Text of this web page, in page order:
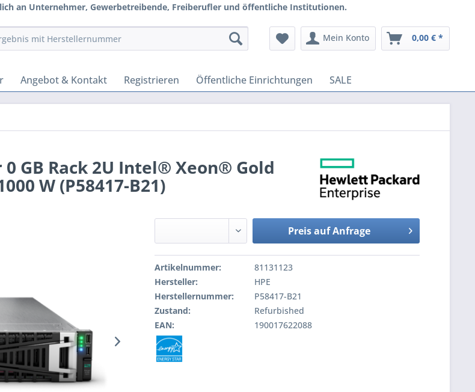
an Unternehmer, Gewerbetreibende, Freiberufler und öffentliche Institutionen.
Mein Konto 0,00 € *
Angebot & Kontakt Registrieren Öffentliche Einrichtungen SALE
0 GB Rack 2U Intel® Xeon® Gold
W (P58417-B21)
Preis auf Anfrage
Artikelnummer:
81131123
Hersteller:
HPE
Herstellernummer:
P58417-B21
Zustand:
Refurbished
EAN:
190017622088